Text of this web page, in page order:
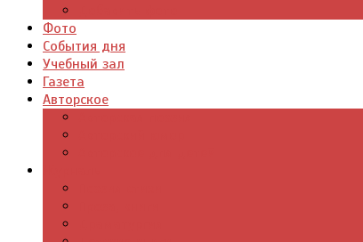
Фото
События дня
Учебный зал
Газета
Авторское